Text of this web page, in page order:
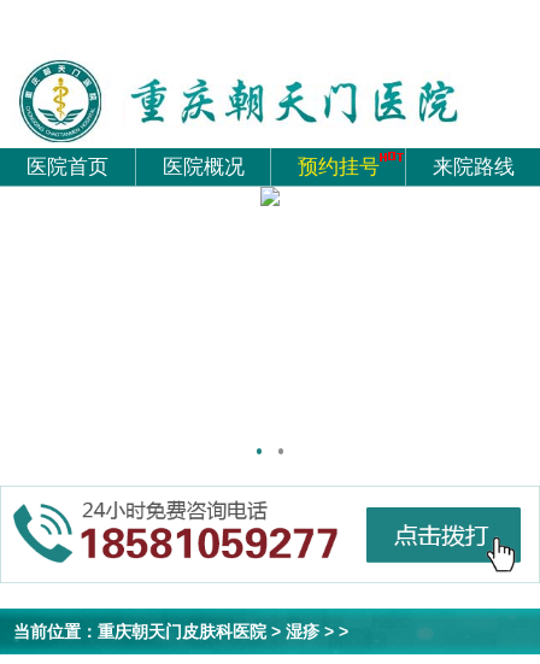
医院首页 医院概况 预约挂号 来院路线
当前位置：重庆朝天门皮肤科医院>湿疹 > >